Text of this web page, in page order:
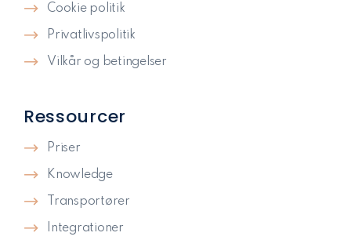
Ressourcer
Priser
Knowledge
Transportører
Integrationer
Cookie politik
Privatlivspolitik​
Vilkår og betingelser